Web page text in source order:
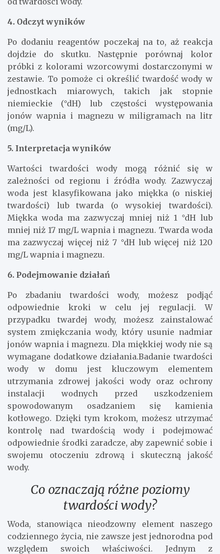
4. Odczyt wyników
Po dodaniu reagentów poczekaj na to, aż reakcja
dojdzie do skutku. Następnie porównaj kolor
próbki z kolorami wzorcowymi dostarczonymi w
zestawie. To pomoże ci określić twardość wody w
jednostkach miarowych, takich jak stopnie
niemieckie (°dH) lub częstości występowania
jonów wapnia i magnezu w miligramach na litr
(mg/L).
5. Interpretacja wyników
Wartości twardości wody mogą różnić się w
zależności od regionu i źródła wody. Zazwyczaj
woda jest klasyfikowana jako miękka (o niskiej
twardości) lub twarda (o wysokiej twardości).
Miękka woda ma zazwyczaj mniej niż 1 °dH lub
mniej niż 17 mg/L wapnia i magnezu. Twarda woda
ma zazwyczaj więcej niż 7 °dH lub więcej niż 120
mg/L wapnia i magnezu.
6. Podejmowanie działań
Po zbadaniu twardości wody, możesz podjąć
odpowiednie kroki w celu jej regulacji. W
przypadku twardej wody, możesz zainstalować
system zmiękczania wody, który usunie nadmiar
jonów wapnia i magnezu. Dla miękkiej wody nie są
wymagane dodatkowe działania.Badanie twardości
wody w domu jest kluczowym elementem
utrzymania zdrowej jakości wody oraz ochrony
instalacji wodnych przed uszkodzeniem
spowodowanym osadzaniem się kamienia
kotłowego. Dzięki tym krokom, możesz utrzymać
kontrolę nad twardością wody i podejmować
odpowiednie środki zaradcze, aby zapewnić sobie i
swojemu otoczeniu zdrową i skuteczną jakość
wody.
Co oznaczają różne poziomy
twardości wody?
Woda, stanowiąca nieodzowny element naszego
codziennego życia, nie zawsze jest jednorodna pod
względem swoich właściwości. Jednym z